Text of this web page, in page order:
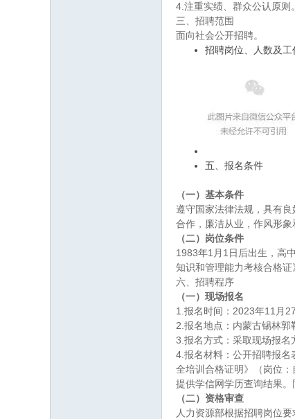
4.注重实绩、群众公认原则。
三、招聘范围
面向社会公开招聘。
招聘岗位、人数及工
五、报名条件
（一）基本条件
遵守国家法律法规，具有
合作，廉洁从业，作风形象
（二）岗位条件
1983年1月1日后出生，高
知识和管理能力考核合格证
六、招聘程序
（一）现场报名
1.报名时间：2023年11月
2.报名地点：内蒙古锡林郭
3.报名方式：采取现场报名
4.报名材料：公开招聘报
全培训合格证明》（岗位
提供学信网学历查询结果。
（二）资格审查
人力资源部根据招聘岗位